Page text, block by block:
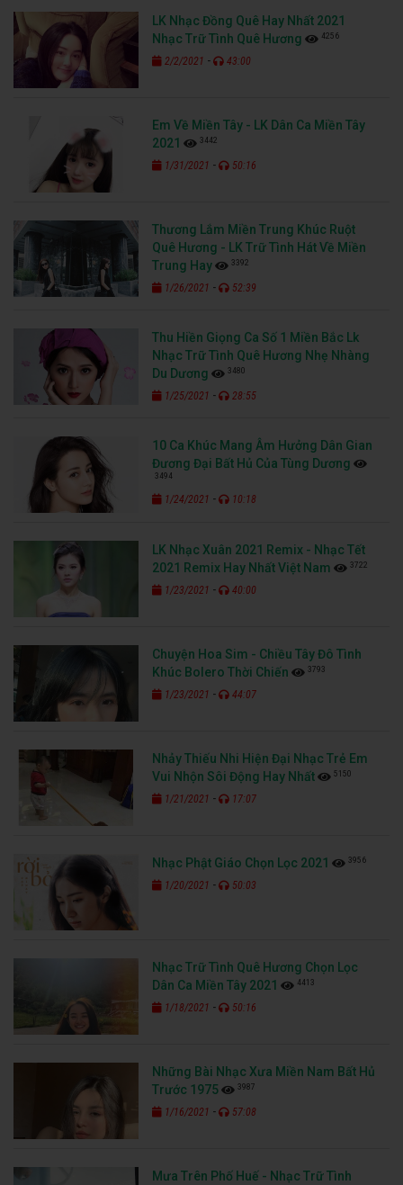
LK Nhạc Đồng Quê Hay Nhất 2021
Nhạc Trữ Tình Quê Hương
4256
2/2/2021 - 43:00
Em Về Miền Tây - LK Dân Ca Miền Tây
2021
3442
1/31/2021 - 50:16
Thương Lắm Miền Trung Khúc Ruột
Quê Hương - LK Trữ Tình Hát Về Miền
Trung Hay
3392
1/26/2021 - 52:39
Thu Hiền Giọng Ca Số 1 Miền Bắc Lk
Nhạc Trữ Tình Quê Hương Nhẹ Nhàng
Du Dương
3480
1/25/2021 - 28:55
10 Ca Khúc Mang Âm Hưởng Dân Gian
Đương Đại Bất Hủ Của Tùng Dương
3494
1/24/2021 - 10:18
LK Nhạc Xuân 2021 Remix - Nhạc Tết
2021 Remix Hay Nhất Việt Nam
3722
1/23/2021 - 40:00
Chuyện Hoa Sim - Chiều Tây Đô Tình
Khúc Bolero Thời Chiến
3793
1/23/2021 - 44:07
Nhảy Thiếu Nhi Hiện Đại Nhạc Trẻ Em
Vui Nhộn Sôi Động Hay Nhất
5150
1/21/2021 - 17:07
Nhạc Phật Giáo Chọn Lọc 2021 3956
1/20/2021 - 50:03
Nhạc Trữ Tình Quê Hương Chọn Lọc
Dân Ca Miền Tây 2021
4413
1/18/2021 - 50:16
Những Bài Nhạc Xưa Miền Nam Bất Hủ
Trước 1975
3987
1/16/2021 - 57:08
Mưa Trên Phố Huế - Nhạc Trữ Tình